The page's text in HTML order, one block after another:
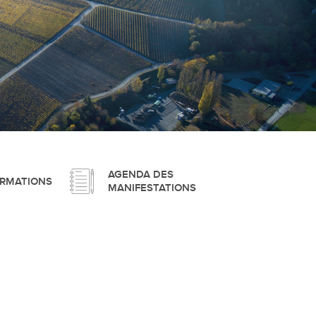
AGENDA DES
MANIFESTATIONS